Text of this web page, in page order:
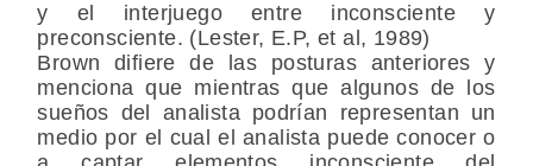
y el interjuego entre inconsciente y
preconsciente. (Lester, E.P, et al, 1989)
Brown difiere de las posturas anteriores y
menciona que mientras que algunos de los
sueños del analista podrían representan un
medio por el cual el analista puede conocer o